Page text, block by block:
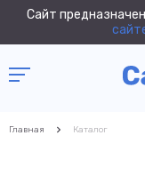
Сайт
Главная Каталог